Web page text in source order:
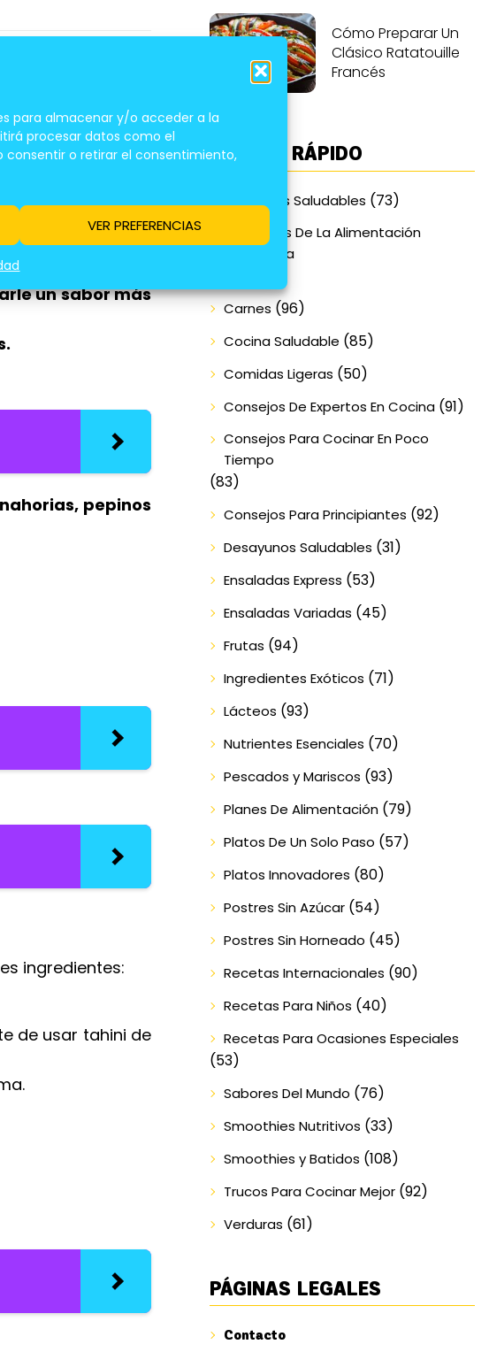
para almacenar y/o acceder a la
procesar datos como el
o retirar el consentimiento,
VER PREFERENCIAS
el ajo, el zumo
alcanzar la
un sabor más
pepinos
ingredientes:
de usar tahini de
Cómo Preparar Un
Clásico Ratatouille
Francés
ACCESO RÁPIDO
Alimentos Saludables (73)
Beneficios De La Alimentación
Equilibrada
Carnes (96)
Cocina Saludable (85)
Comidas Ligeras (50)
Consejos De Expertos En Cocina(91)
Consejos Para Cocinar En Poco
Tiempo
(83)
Consejos Para Principiantes (92)
Desayunos Saludables (31)
Ensaladas Express (53)
Ensaladas Variadas (45)
Frutas (94)
Ingredientes Exóticos (71)
Lácteos (93)
Nutrientes Esenciales (70)
Pescados y Mariscos (93)
Planes De Alimentación(79)
Platos De Un Solo Paso (57)
Platos Innovadores (80)
Postres Sin Azúcar(54)
Postres Sin Horneado (45)
Recetas Internacionales (90)
Recetas Para Niños (40)
Recetas Para Ocasiones Especiales
(53)
Sabores Del Mundo (76)
Smoothies Nutritivos (33)
Smoothies y Batidos (108)
Trucos Para Cocinar Mejor(92)
Verduras (61)
PÁGINAS LEGALES
Contacto